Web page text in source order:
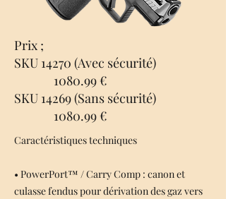
Prix ;
SKU 14270 (Avec sécurité)
1080.99 €
SKU 14269 (Sans sécurité)
1080.99 €
Caractéristiques techniques
• PowerPort™ / Carry Comp : canon et
culasse fendus pour dérivation des gaz vers